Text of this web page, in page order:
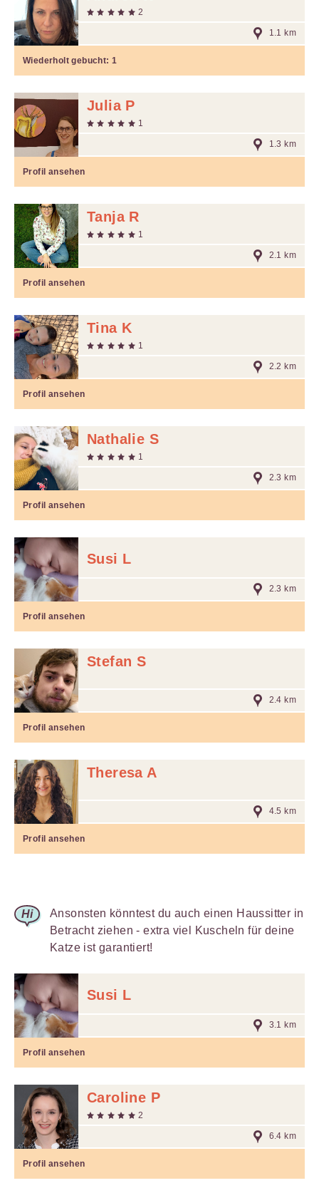
2
1.1 km
Wiederholt gebucht:1
Julia P
1
1.3 km
Profil ansehen
Tanja R
1
2.1 km
Profil ansehen
Tina K
1
2.2 km
Profil ansehen
Nathalie S
1
2.3 km
Profil ansehen
Susi L
2.3 km
Profil ansehen
Stefan S
2.4 km
Profil ansehen
Theresa A
4.5 km
Profil ansehen
Ansonsten könntest du auch einen Haussitter in
Betracht ziehen - extra viel Kuscheln für deine
Katze ist garantiert!
Susi L
3.1 km
Profil ansehen
Caroline P
2
6.4 km
Profil ansehen